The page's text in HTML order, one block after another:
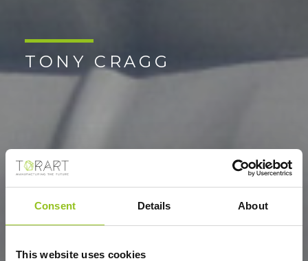
Consent Details About
This website uses cookies
TONY CRAGG